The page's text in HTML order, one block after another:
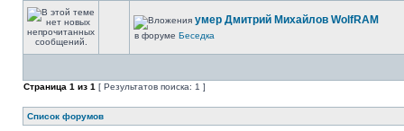
умер Дмитрий Михайлов WolfRAM
в форуме Беседка
Страница 1 из 1 [ Результатов поиска: 1 ]
Список форумов